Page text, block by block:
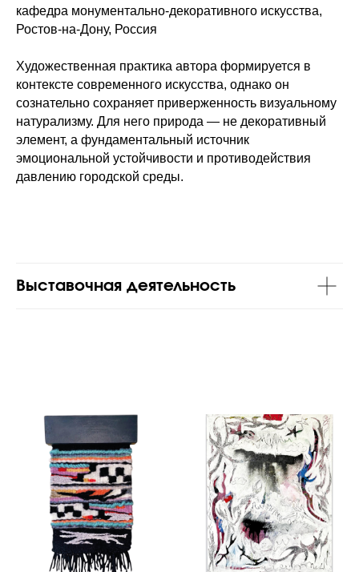
кафедра монументально-декоративного искусства,
Ростов-на-Дону, Россия
Художественная практика автора формируется в
контексте современного искусства, однако он
сознательно сохраняет приверженность визуальному
натурализму. Для него природа — не декоративный
элемент, а фундаментальный источник
эмоциональной устойчивости и противодействия
давлению городской среды.
Выставочная деятельность